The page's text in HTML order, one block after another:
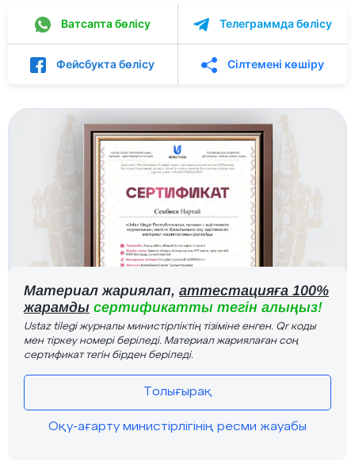
Ватсапта бөлісу Телеграммда бөлісу
Фейсбукта бөлісу Сілтемені көшіру
Материал жариялап, аттестацияға 100%
жарамды сертификатты тегін алыңыз!
Ustaz tilegi журналы министірліктің тізіміне енген. Qr коды
мен тіркеу номері беріледі. Материал жариялаған соң
сертификат тегін бірден беріледі.
Толығырақ
Оқу-ағарту министірлігінің ресми жауабы